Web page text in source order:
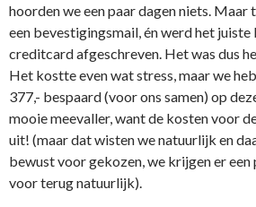
hoorden we een paar dagen niets. Maar
een bevestigingsmail, én werd het
creditcard afgeschreven. Het was dus
Het kostte even wat stress, maar we
377,- bespaard (voor ons samen) op
mooie meevaller, want de kosten voor
uit! (maar dat wisten we natuurlijk en
bewust voor gekozen, we krijgen er
voor terug natuurlijk).